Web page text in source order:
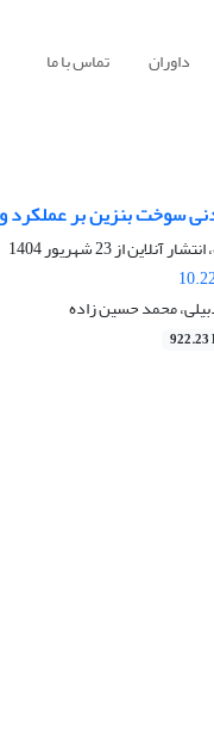
داوران تماس با ما
سوخت بنزین بر
آنلاین از23 شهریور 1404
محمد حسین زاده
922.23